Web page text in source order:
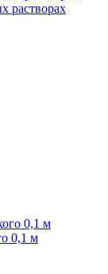
растворах
0,1 м